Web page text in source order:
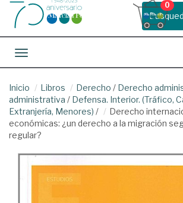
0
Toggle navigation
Inicio Libros Derecho / Derecho
administrativa / Defensa. Interior. (Tráfico,
Extranjería, Menores) /
Derecho
económicas: ¿un derecho a la migración
regular?